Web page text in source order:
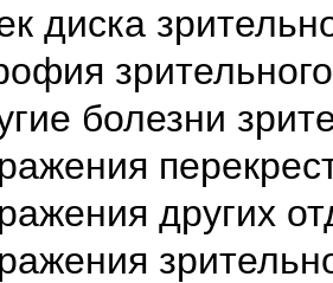
диска
болезни
других